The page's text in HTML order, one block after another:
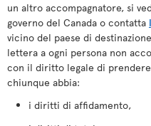
un altro accompagnatore, si
governo del Canada o contatta
vicino del paese di
lettera a ogni persona non
con il diritto legale di
chiunque abbia:
i diritti di affidamento,